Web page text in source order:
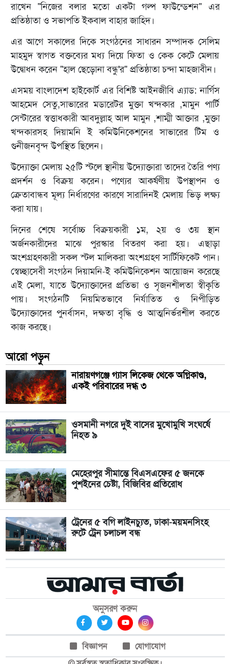
রাখেন "নিজের বলার মতো একটা গল্প ফাউন্ডেশন" এর
প্রতিষ্ঠাতা ও সভাপতি ইকবাল বাহার জাহিদ।
এর আগে সকালের দিকে সংগঠনের সাধারন সম্পাদক সেলিম
মাহমুদ স্বাগত বক্তব্যের মধ্য দিয়ে ফিতা ও কেক কেটে মেলায়
উদ্বোধন করেন "হাল ছেড়োনা বন্ধু'র" প্রতিষ্ঠাতা চন্দা মাহজাবীন।
এসময় বাংলাদেশ হাইকোর্ট এর বিশিষ্ট আইনজীবি এ্যাড: নার্গিস
আহমেদ সেতু,সাভারের মডারেটর মুক্তা খন্দকার ,মামুন পার্টি
সেন্টারের স্বত্তাধ্কারী আবদুল্লাহ আল মামুন ,শাম্মী আক্তার ,মুক্তা
খন্দকারসহ দিয়ামনি ই কমিউনিকেশনের সাভারের টিম ও
গুনীজনবৃন্দ উপস্থিত ছিলেন।
উদ্যোক্তা মেলায় ২৫টি স্টলে স্থানীয় উদ্যোক্তারা তাদের তৈরি পণ্য
প্রদর্শন ও বিক্রয় করেন। পণ্যের আকর্ষণীয় উপস্থাপন ও
ক্রেতাবান্ধব মূল্য নির্ধারণের কারণে সারাদিনই মেলায় ভিড় লক্ষ্য
করা যায়।
দিনের শেষে সর্বোচ্চ বিক্রয়কারী ১ম, ২য় ও ৩য় স্থান
অর্জনকারীদের মাঝে পুরস্কার বিতরণ করা হয়। এছাড়া
অংশগ্রহণকারী সকল স্টল মালিকরা অংশগ্রহণ সার্টিফিকেট পান।
স্বেচ্ছাসেবী সংগঠন দিয়ামনি-ই কমিউনিকেশন আয়োজন করেছে
এই মেলা, যাতে উদ্যোক্তাদের প্রতিভা ও সৃজনশীলতা স্বীকৃতি
পায়। সংগঠনটি নিয়মিতভাবে নির্যাতিত ও নিপীড়িত
উদ্যোক্তাদের পুনর্বাসন, দক্ষতা বৃদ্ধি ও আত্মনির্ভরশীল করতে
কাজ করছে।
আরো পড়ুন
নারায়ণগঞ্জে গ্যাস লিকেজ থেকে অগ্নিকাণ্ড,
একই পরিবারের দগ্ধ ৩
ওসমানী নগরে দুই বাসের মুখোমুখি সংঘর্ষে
নিহত ৯
মেহেরপুর সীমান্তে বিএসএফের ৫ জনকে
পুশইনের চেষ্টা, বিজিবির প্রতিরোধ
ট্রেনের ৫ বগি লাইনচ্যুত, ঢাকা-ময়মনসিংহ
রুটে ট্রেন চলাচল বন্ধ
অনুসরণ করুন
বিজ্ঞাপন
যোগাযোগ